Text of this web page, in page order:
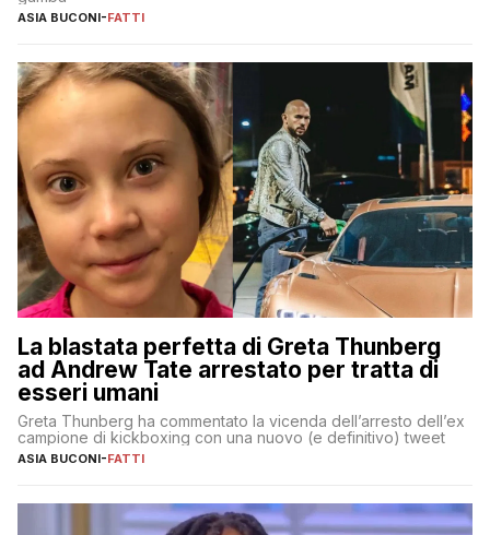
ASIA BUCONI-FATTI
La blastata perfetta di Greta Thunberg
ad Andrew Tate arrestato per tratta di
esseri umani
Greta Thunberg ha commentato la vicenda dell’arresto dell’ex
campione di kickboxing con una nuovo (e definitivo) tweet
ASIA BUCONI-FATTI